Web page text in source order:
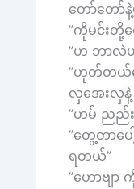
တော်တော်နဲ့
”ကိုမင်းတို့တ
”ဟ ဘာလဲ
”ဟုတ်တယ်
လှအေးလှနဲ့
”ဟမ် ညည်
”တွေ့တာပ
ရတယ်”
”ဟောဗျ